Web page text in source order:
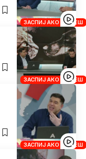
ЗАСПИЈ АКО МОЖЕШ
ЗАСПИЈ АКО МОЖЕШ
ЗАСПИЈ АКО МОЖЕШ